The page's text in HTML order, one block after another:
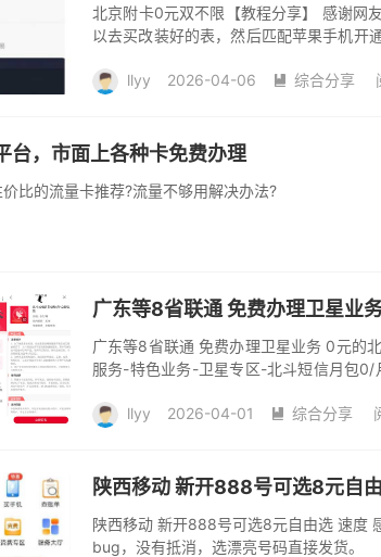
北京附卡0元双不限【教程分享】 感谢网
以去买改装好的表，然后匹配苹果手机开
llyy 2026-04-06  综合分享
台，市面上各种卡免费办理
比的流量卡推荐?流量不够用解决办法?
广东等8省联通 免费办理卫星业
广东等8省联通 免费办理卫星业务 0元的
服务-特色业务-卫星专区-北斗短信月包
llyy 2026-04-01  综合分享
陕西移动 新开888号可选8元自
陕西移动 新开888号可选8元自由选 速度
bug，没有抵消，选漂亮号码直接发货。